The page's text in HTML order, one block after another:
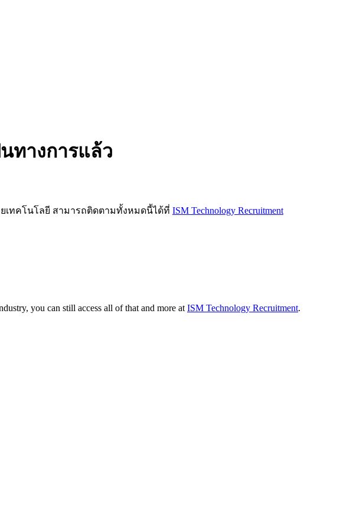
ทางการแล้ว
เทคโนโลยี สามารถติดตามทั้งหมดนี้ได้ที่ ISM Technology Recruitment
you can still access all of that and more at ISM Technology Recruitment.